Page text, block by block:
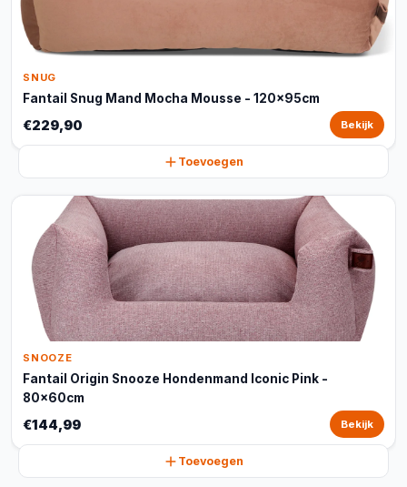
SNUG
Fantail Snug Mand Mocha Mousse - 120x95cm
€229,90 Bekijk
Toevoegen
SNOOZE
Fantail Origin Snooze Hondenmand Iconic Pink -
80x60cm
€144,99 Bekijk
Toevoegen